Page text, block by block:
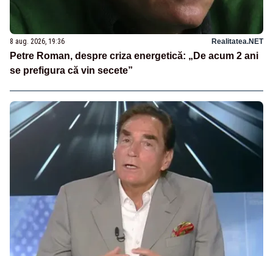
8 aug. 2026, 19:36 Realitatea.NET
Petre Roman, despre criza energetică: „De acum 2 ani
se prefigura că vin secete”